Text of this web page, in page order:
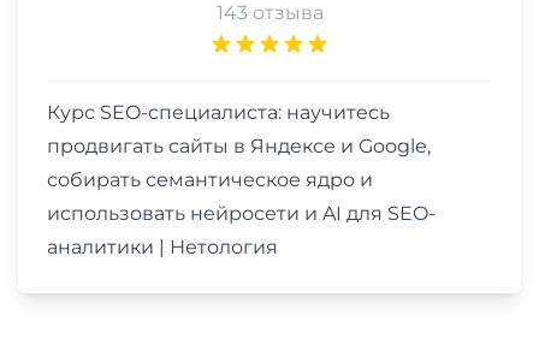
143 отзыва
Курс SEO-специалиста: научитесь
продвигать сайты в Яндексе и Google,
собирать семантическое ядро и
использовать нейросети и AI для SEO-
аналитики | Нетология